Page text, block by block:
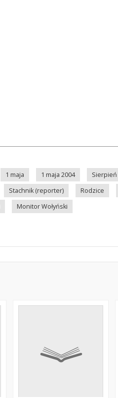
1 maja 1 maja 2004 Sierpień
Stachnik (reporter) Rodzice
Monitor Wołyński